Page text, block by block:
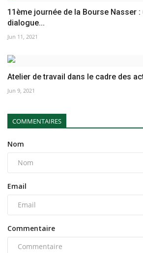
11ème journée de la Bourse Nasser
dialogue...
Jun 11, 2021
Atelier de travail dans le cadre des
Jun 9, 2021
COMMENTAIRES
Nom
Email
Commentaire